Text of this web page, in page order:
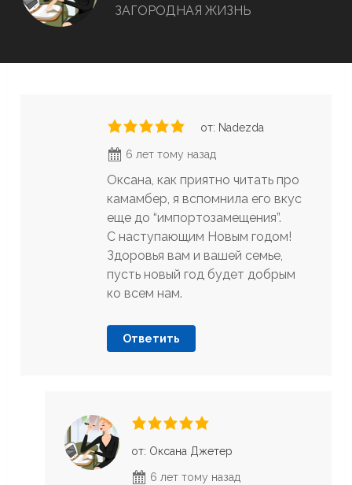
ЗАГОРОДНАЯ ЖИЗНЬ
от: Nadezda
6 лет тому назад
Оксана, как приятно читать про
камамбер, я вспомнила его вкус
еще до “импортозамещения”.
С наступающим Новым годом!
Здоровья вам и вашей семье,
пусть новый год будет добрым
ко всем нам.
Ответить
от: Оксана Джетер
6 лет тому назад